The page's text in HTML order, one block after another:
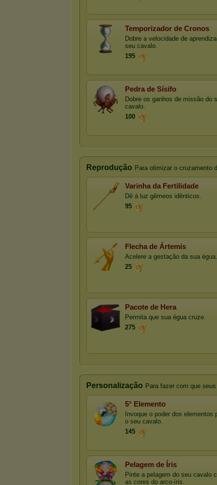
Temporizador de Cronos
Dobre a velocidade de
seu cavalo.
195
Pedra de Sísifo
Dobre os ganhos de missão do
cavalo.
100
Reprodução Para otimizar o cruzamento
Varinha da Fertilidade
Dê à luz gêmeos idênticos.
95
Flecha de Ártemis
Acelere a gestação da sua égua.
25
Pacote de Hera
Permita que sua égua cruze.
275
Personalização Para fazer com que
5° Elemento
Invoque o poder dos elementos
o seu cavalo.
145
Pelagem de Íris
Pinte a pelagem do seu cavalo
as cores do arco-íris.